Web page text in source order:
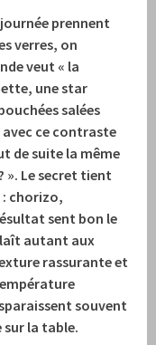
prennent
verres, on
veut « la
une star
salées
ce contraste
de suite la même
». Le secret tient
chorizo,
sent bon le
autant aux
rassurante et
souvent
sur la table.